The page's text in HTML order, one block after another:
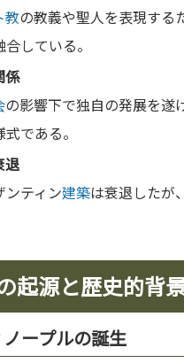
教の教義や聖人を表現する
合している。
係
の影響下で独自の発展を遂
式である。
退
ンティン建築は衰退したが
起源と歴史的背
ープルの誕生